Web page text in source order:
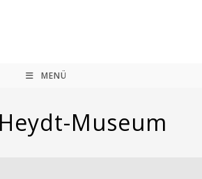
MENÜ
Museum